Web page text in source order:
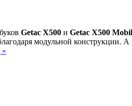
Getac X500 и Getac X500
модульной
»